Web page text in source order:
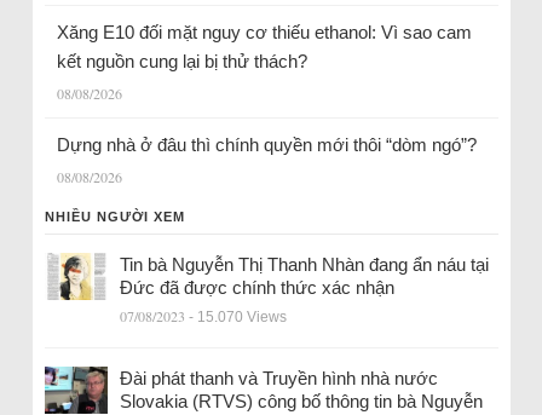
Xăng E10 đối mặt nguy cơ thiếu ethanol: Vì sao cam
kết nguồn cung lại bị thử thách?
08/08/2026
Dựng nhà ở đâu thì chính quyền mới thôi “dòm ngó”?
08/08/2026
NHIỀU NGƯỜI XEM
Tin bà Nguyễn Thị Thanh Nhàn đang ẩn náu tại
Đức đã được chính thức xác nhận
07/08/2023 - 15.070 Views
Đài phát thanh và Truyền hình nhà nước
Slovakia (RTVS) công bố thông tin bà Nguyễn